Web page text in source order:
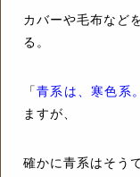
カバーや毛布など
る。
「青系は、寒色系
ますが、
確かに青系はそう